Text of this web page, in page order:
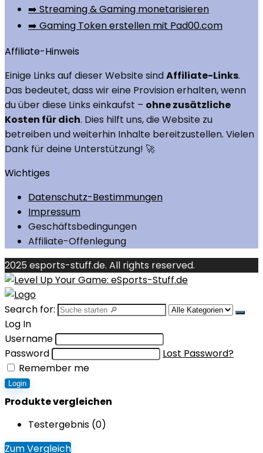
➡️ Streaming & Gaming monetarisieren
➡️ Gaming Token erstellen mit Pad00.com
Affiliate-Hinweis
Einige Links auf dieser Website sindAffiliate-Links.
Das bedeutet, dass wir eine Provision erhalten, wenn
du über diese Links einkaufst – ohne zusätzliche
Kosten für dich. Dies hilft uns, die Website zu
betreiben und weiterhin Inhalte bereitzustellen. Vielen
Dank für deine Unterstützung! 🚀
Wichtiges
Datenschutz-Bestimmungen
Impressum
Geschäftsbedingungen
Affiliate-Offenlegung
2025 esports-stuff.de. All rights reserved.
Search for:
Log In
Username
Password
Lost Password?
Remember me
Login
Produkte vergleichen
Testergebnis (0)
Zum Vergleich